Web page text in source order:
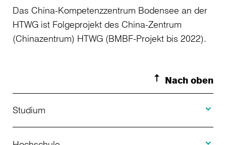
Das China-Kompetenzzentrum Bodensee an der
HTWG ist Folgeprojekt des China-Zentrum
(Chinazentrum) HTWG (BMBF-Projekt bis 2022).
Nach oben
Studium